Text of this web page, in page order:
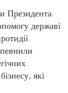
Президента
державі
які